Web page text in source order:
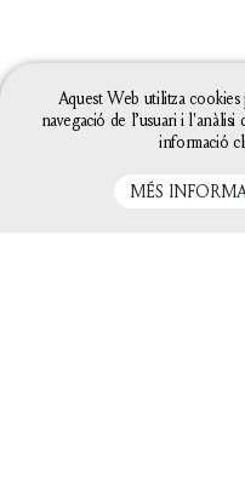
Aquest Web utilitza
navegació de l’usuari i
informació
MÉS